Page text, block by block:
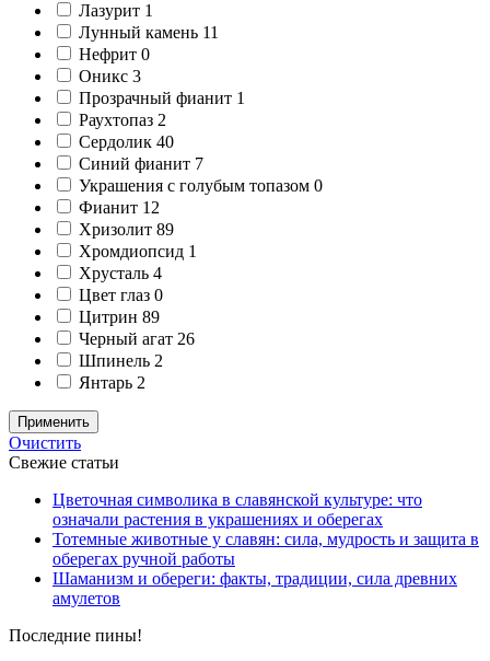
Лазурит 1
Лунный камень 11
Нефрит 0
Оникс 3
Прозрачный фианит 1
Раухтопаз 2
Сердолик 40
Синий фианит 7
Украшения с голубым топазом 0
Фианит 12
Хризолит 89
Хромдиопсид 1
Хрусталь 4
Цвет глаз 0
Цитрин 89
Черный агат 26
Шпинель 2
Янтарь 2
Применить
Очистить
Свежие статьи
Цветочная символика в славянской культуре: что
означали растения в украшениях и оберегах
Тотемные животные у славян: сила, мудрость и защита в
оберегах ручной работы
Шаманизм и обереги: факты, традиции, сила древних
амулетов
Последние пины!